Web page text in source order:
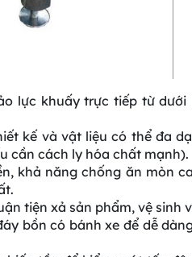
lực khuấy trực tiếp từ dưới
kế và vật liệu có thể đa
cần cách ly hóa chất mạnh).
khả năng chống ăn mòn
tiện xả sản phẩm, vệ sinh
bồn có bánh xe để dễ